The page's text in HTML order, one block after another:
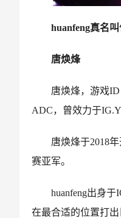
huanfeng真名
唐焕烽
唐焕烽，游戏
ADC，曾效力于
唐焕烽于2018
赛亚军。
huanfeng出身
在最合适的位置打